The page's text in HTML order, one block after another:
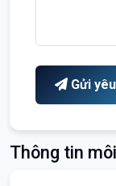
Gửi
Thông tin